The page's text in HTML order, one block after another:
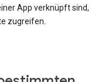
App verknüpft sind,
zugreifen.